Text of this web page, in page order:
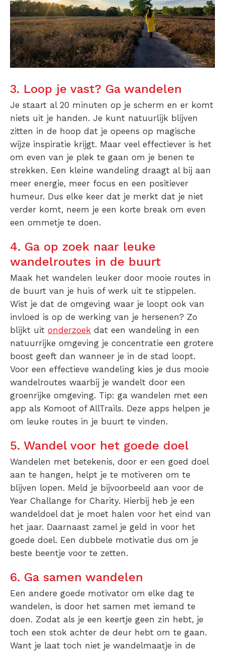
3. Loop je vast? Ga wandelen
Je staart al 20 minuten op je scherm en er komt
niets uit je handen. Je kunt natuurlijk blijven
zitten in de hoop dat je opeens op magische
wijze inspiratie krijgt. Maar veel effectiever is het
om even van je plek te gaan om je benen te
strekken. Een kleine wandeling draagt al bij aan
meer energie, meer focus en een positiever
humeur. Dus elke keer dat je merkt dat je niet
verder komt, neem je een korte break om even
een ommetje te doen.
4. Ga op zoek naar leuke
wandelroutes in de buurt
Maak het wandelen leuker door mooie routes in
de buurt van je huis of werk uit te stippelen.
Wist je dat de omgeving waar je loopt ook van
invloed is op de werking van je hersenen? Zo
blijkt uit onderzoek dat een wandeling in een
natuurrijke omgeving je concentratie een grotere
boost geeft dan wanneer je in de stad loopt.
Voor een effectieve wandeling kies je dus mooie
wandelroutes waarbij je wandelt door een
groenrijke omgeving. Tip: ga wandelen met een
app als Komoot of AllTrails. Deze apps helpen je
om leuke routes in je buurt te vinden.
5. Wandel voor het goede doel
Wandelen met betekenis, door er een goed doel
aan te hangen, helpt je te motiveren om te
blijven lopen. Meld je bijvoorbeeld aan voor de
Year Challange for Charity. Hierbij heb je een
wandeldoel dat je moet halen voor het eind van
het jaar. Daarnaast zamel je geld in voor het
goede doel. Een dubbele motivatie dus om je
beste beentje voor te zetten.
6. Ga samen wandelen
Een andere goede motivator om elke dag te
wandelen, is door het samen met iemand te
doen. Zodat als je een keertje geen zin hebt, je
toch een stok achter de deur hebt om te gaan.
Want je laat toch niet je wandelmaatje in de